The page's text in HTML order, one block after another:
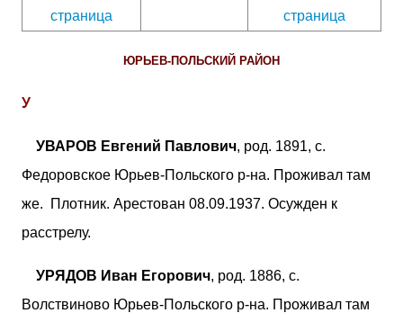
страница
страница
ЮРЬЕВ-ПОЛЬСКИЙ РАЙОН
У
УВАРОВ Евгений Павлович, род. 1891, с.
Федоровское Юрьев-Польского р-на. Проживал там
же. Плотник. Арестован 08.09.1937. Осужден к
расстрелу.
УРЯДОВ Иван Егорович, род. 1886, с.
Волствиново Юрьев-Польского р-на. Проживал там